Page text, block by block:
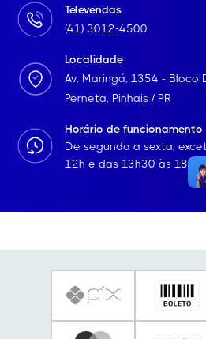
Televendas
(41) 3012-4500
Localidade
Av. Maringá, 1354 - Bloco
Perneta, Pinhais / PR
Horário de funcionamento
De segunda a sexta,
12h e das 13h30 às 18h.